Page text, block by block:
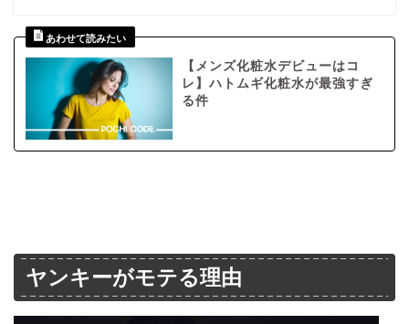
【メンズ化粧水デビューはコ
レ】ハトムギ化粧水が最強すぎ
る件
ヤンキーがモテる理由